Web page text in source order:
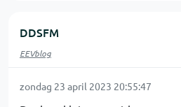
DDSFM
EEVblog
zondag 23 april 2023 20:55:47